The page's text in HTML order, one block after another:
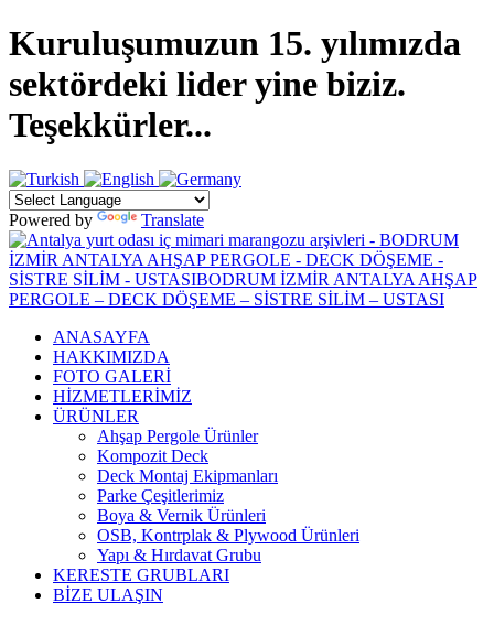
Kuruluşumuzun 15. yılımızda
sektördeki lider yine biziz.
Teşekkürler...
Powered by Translate
ANASAYFA
HAKKIMIZDA
FOTO GALERİ
HİZMETLERİMİZ
ÜRÜNLER
Ahşap Pergole Ürünler
Kompozit Deck
Deck Montaj Ekipmanları
Parke Çeşitlerimiz
Boya & Vernik Ürünleri
OSB, Kontrplak & Plywood Ürünleri
Yapı & Hırdavat Grubu
KERESTE GRUBLARI
BİZE ULAŞIN